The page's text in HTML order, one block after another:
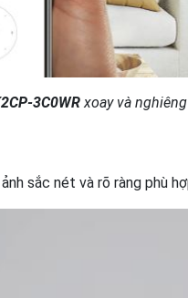
3C0WR xoay và
sắc nét và rõ ràng phù